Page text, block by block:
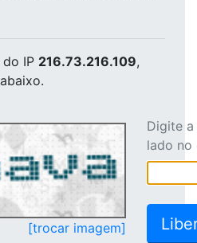
do IP 216.73.216.109,
[trocar imagem]
Digite
lado no